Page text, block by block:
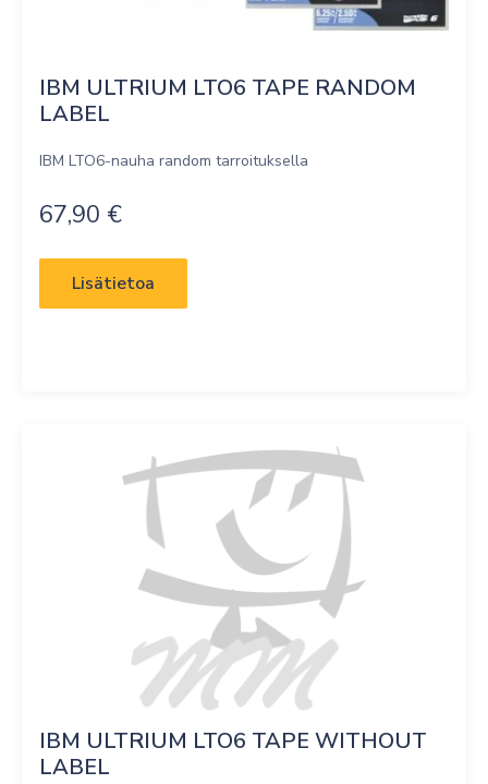
IBM ULTRIUM LTO6 TAPE RANDOM
LABEL
IBM LTO6-nauha random tarroituksella
67,90 €
Lisätietoa
IBM ULTRIUM LTO6 TAPE WITHOUT
LABEL